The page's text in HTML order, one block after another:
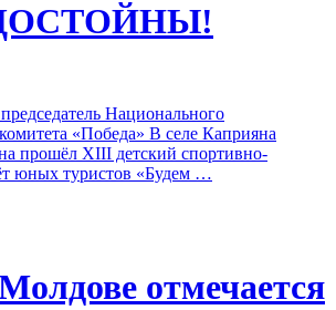
Национального
«Победа» В селе Каприяна
прошёл XIII детский спортивно-
юных туристов «Будем …
отмечается